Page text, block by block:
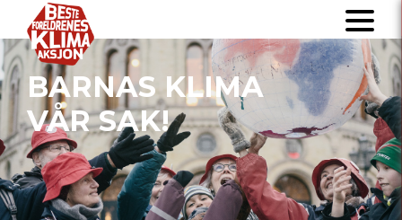
BARNAS KLIMA
VÅR SAK!